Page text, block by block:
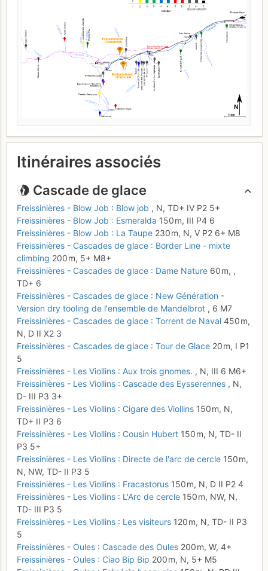
Itinéraires associés
Cascade de glace
Freissinières - Blow Job : Blow job , N, TD+ IV P2 5+
Freissinières - Blow Job : Esmeralda 150 m, III P4 6
Freissinières - Blow Job : La Taupe 230 m, N, V P2 6+ M8
Freissinières - Cascades de glace : Border Line - mixte
climbing 200 m, 5+ M8+
Freissinières - Cascades de glace : Dame Nature 60 m, ,
TD+ 6
Freissinières - Cascades de glace : New Génération -
Version dry tooling de l'ensemble de Mandelbrot , 6 M7
Freissinières - Cascades de glace : Torrent de Naval 450 m,
N, D II X2 3
Freissinières - Cascades de glace : Tour de Glace 20 m, I P1
5
Freissinières - Les Viollins : Aux trois gnomes. , N, III 6 M6+
Freissinières - Les Viollins : Cascade des Eysserennes , N,
D- III P3 3+
Freissinières - Les Viollins : Cigare des Viollins 150 m, N,
TD+ II P3 6
Freissinières - Les Viollins : Cousin Hubert 150 m, N, TD- II
P3 5+
Freissinières - Les Viollins : Directe de l'arc de cercle 150 m,
N, NW, TD- II P3 5
Freissinières - Les Viollins : Fracastorus 150 m, N, D II P2 4
Freissinières - Les Viollins : L'Arc de cercle 150 m, NW, N,
TD- III P3 5
Freissinières - Les Viollins : Les visiteurs 120 m, N, TD- II P3
5
Freissinières - Oules : Cascade des Oules 200 m, W, 4+
Freissinières - Oules : Ciao Bip Bip 200 m, N, 5+ M5